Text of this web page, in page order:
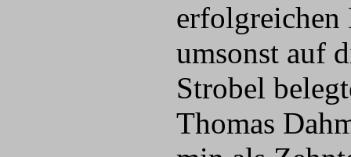
erfolgreichen
umsonst auf
Strobel
Thomas